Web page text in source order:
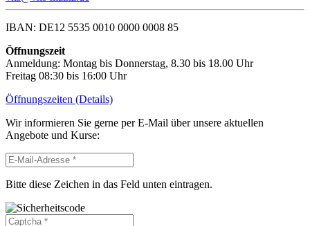
IBAN: DE12 5535 0010 0000 0008 85
Öffnungszeit
Anmeldung: Montag bis Donnerstag, 8.30 bis 18.00 Uhr
Freitag 08:30 bis 16:00 Uhr
Öffnungszeiten (Details)
Wir informieren Sie gerne per E-Mail über unsere aktuellen
Angebote und Kurse:
Bitte diese Zeichen in das Feld unten eintragen.